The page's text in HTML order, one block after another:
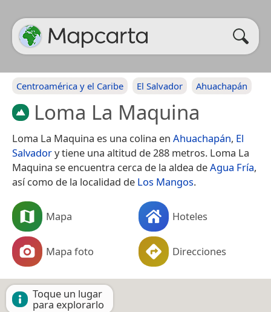
Centroamérica y el Caribe El Salvador Ahuachapán
Loma La Maquina
Loma La Maquina es una colina en Ahuachapán, El
Salvadory tiene una altitud de 288 metros. Loma La
Maquina se encuentra cerca de la aldea deAgua Fría,
así como de la localidad de Los Mangos.
Mapa Hoteles
Mapa foto Direcciones
Toque un lugar
para explorarlo